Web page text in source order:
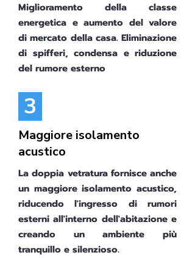
Miglioramento della classe
energetica e aumento del valore
di mercato della casa. Eliminazione
di spifferi, condensa e riduzione
del rumore esterno
3
Maggiore isolamento
acustico
La doppia vetratura fornisce anche
un maggiore isolamento acustico,
riducendo l'ingresso di rumori
esterni all'interno dell'abitazione e
creando un ambiente più
tranquillo e silenzioso.